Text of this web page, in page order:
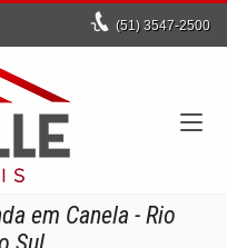
(51) 3547-2500
em Canela - Rio